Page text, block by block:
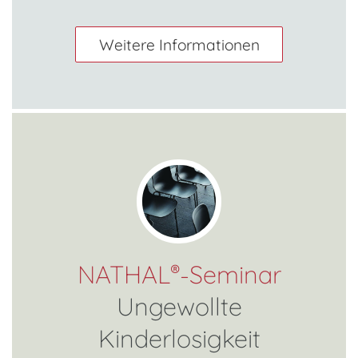
Weitere Informationen
NATHAL®-Seminar
Ungewollte
Kinderlosigkeit